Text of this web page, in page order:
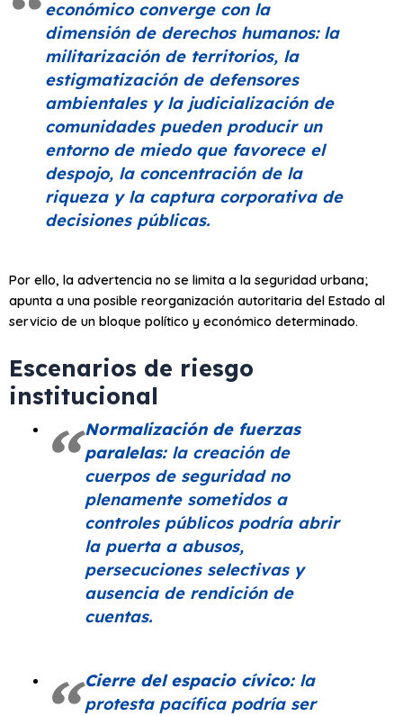
económico converge con la
dimensión de derechos humanos: la
militarización de territorios, la
estigmatización de defensores
ambientales y la judicialización de
comunidades pueden producir un
entorno de miedo que favorece el
despojo, la concentración de la
riqueza y la captura corporativa de
decisiones públicas.
Por ello, la advertencia no se limita a la seguridad urbana;
apunta a una posible reorganización autoritaria del Estado al
servicio de un bloque político y económico determinado.
Escenarios de riesgo
institucional
Normalización de fuerzas
paralelas:la creación de
cuerpos de seguridad no
plenamente sometidos a
controles públicos podría abrir
la puerta a abusos,
persecuciones selectivas y
ausencia de rendición de
cuentas.
Cierre del espacio cívico:la
protesta pacífica podría ser